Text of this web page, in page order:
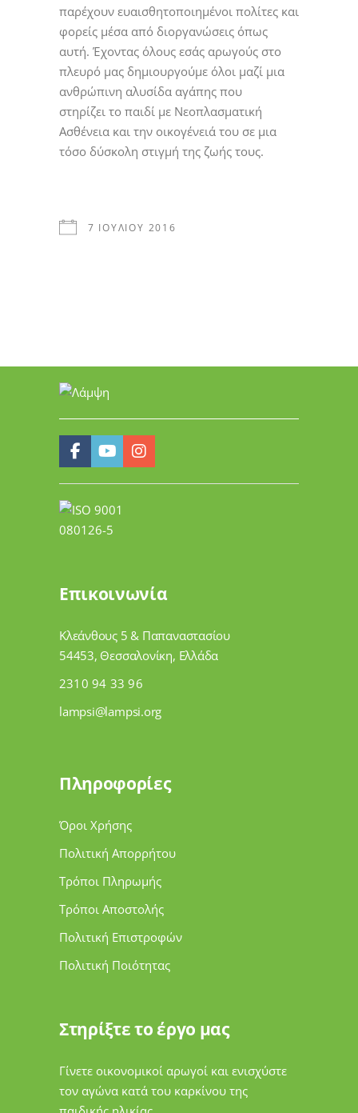
παρέχουν ευαισθητοποιημένοι πολίτες και
φορείς μέσα από διοργανώσεις όπως
αυτή. Έχοντας όλους εσάς αρωγούς στο
πλευρό μας δημιουργούμε όλοι μαζί μια
ανθρώπινη αλυσίδα αγάπης που
στηρίζει το παιδί με Νεοπλασματική
Ασθένεια και την οικογένειά του σε μια
τόσο δύσκολη στιγμή της ζωής τους.
7 ΙΟΥΛΊΟΥ 2016
Επικοινωνία
Κλεάνθους 5 & Παπαναστασίου
54453, Θεσσαλονίκη, Ελλάδα
2310 94 33 96
lampsi@lampsi.org
Πληροφορίες
Όροι Χρήσης
Πολιτική Απορρήτου
Τρόποι Πληρωμής
Τρόποι Αποστολής
Πολιτική Επιστροφών
Πολιτική Ποιότητας
Στηρίξτε το έργο μας
Γίνετε οικονομικοί αρωγοί και ενισχύστε
τον αγώνα κατά του καρκίνου της